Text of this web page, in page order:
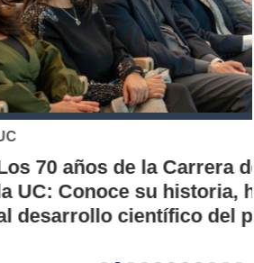
Carrera de Química de
historia, hitos y aporte
del país